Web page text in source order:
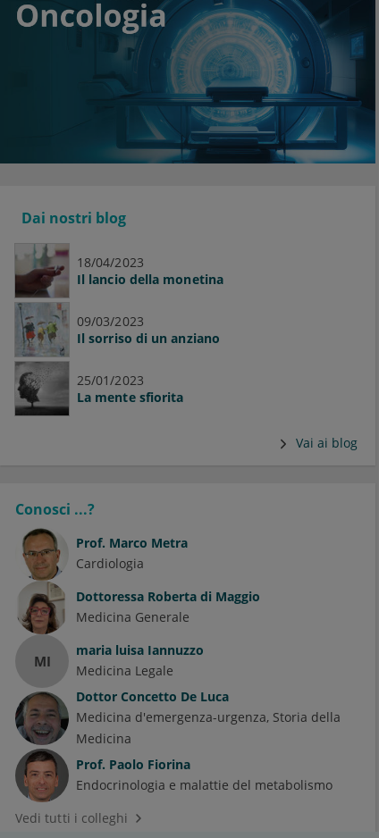
Dai nostri blog
18/04/2023
Il lancio della monetina
09/03/2023
Il sorriso di un anziano
25/01/2023
La mente sfiorita
Vai ai blog
Conosci ...?
Prof. Marco Metra
Cardiologia
Dottoressa Roberta di Maggio
Medicina Generale
MI
maria luisa Iannuzzo
Medicina Legale
Dottor Concetto De Luca
Medicina d'emergenza-urgenza Storia della
Medicina
Prof. Paolo Fiorina
Endocrinologia e malattie del metabolismo
Vedi tutti i colleghi